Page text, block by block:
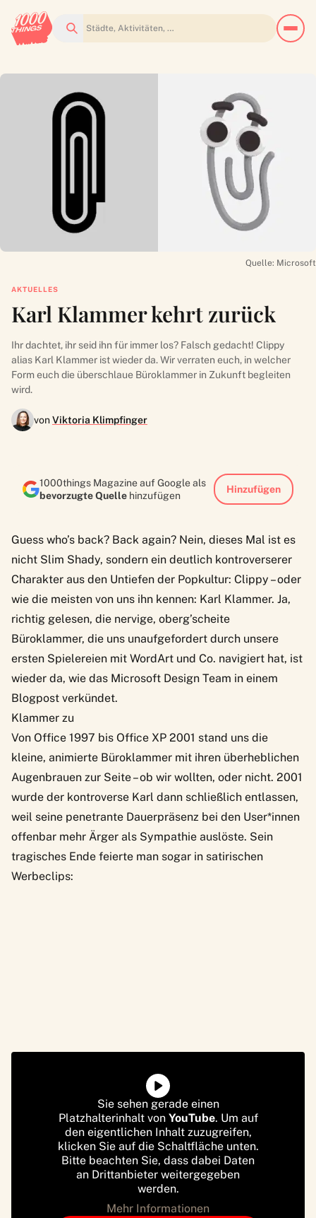
Suchen
Quelle: Microsoft
AKTUELLES
Karl Klammer kehrt zurück
Ihr dachtet, ihr seid ihn für immer los? Falsch gedacht! Clippy
alias Karl Klammer ist wieder da. Wir verraten euch, in welcher
Form euch die überschlaue Büroklammer in Zukunft begleiten
wird.
vonViktoria Klimpfinger
1000things Magazine auf Google als
bevorzugte Quelle hinzufügen
Hinzufügen
Guess who’s back? Back again? Nein, dieses Mal ist es
nicht Slim Shady, sondern ein deutlich kontroverserer
Charakter aus den Untiefen der Popkultur: Clippy – oder
wie die meisten von uns ihn kennen: Karl Klammer. Ja,
richtig gelesen, die nervige, oberg’scheite
Büroklammer, die uns unaufgefordert durch unsere
ersten Spielereien mit WordArt und Co. navigiert hat, ist
wieder da, wie das Microsoft Design Team in einem
Blogpost verkündet.
Klammer zu
Von Office 1997 bis Office XP 2001 stand uns die
kleine, animierte Büroklammer mit ihren überheblichen
Augenbrauen zur Seite – ob wir wollten, oder nicht. 2001
wurde der kontroverse Karl dann schließlich entlassen,
weil seine penetrante Dauerpräsenz bei den User*innen
offenbar mehr Ärger als Sympathie auslöste. Sein
tragisches Ende feierte man sogar in satirischen
Werbeclips:
Sie sehen gerade einen
Platzhalterinhalt von YouTube. Um auf
den eigentlichen Inhalt zuzugreifen,
klicken Sie auf die Schaltfläche unten.
Bitte beachten Sie, dass dabei Daten
an Drittanbieter weitergegeben
werden.
Mehr Informationen